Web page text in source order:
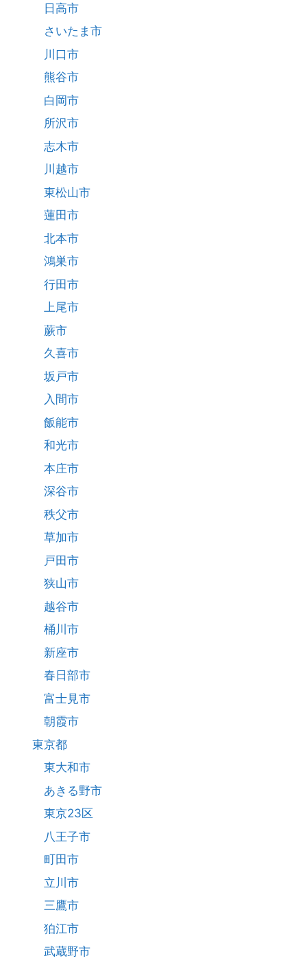
日高市
さいたま市
川口市
熊谷市
白岡市
所沢市
志木市
川越市
東松山市
蓮田市
北本市
鴻巣市
行田市
上尾市
蕨市
久喜市
坂戸市
入間市
飯能市
和光市
本庄市
深谷市
秩父市
草加市
戸田市
狭山市
越谷市
桶川市
新座市
春日部市
富士見市
朝霞市
東京都
東大和市
あきる野市
東京23区
八王子市
町田市
立川市
三鷹市
狛江市
武蔵野市